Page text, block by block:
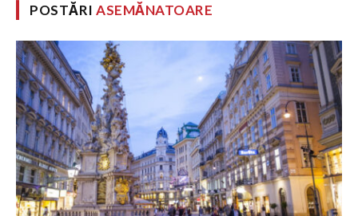
POSTĂRIASEMĂNATOARE